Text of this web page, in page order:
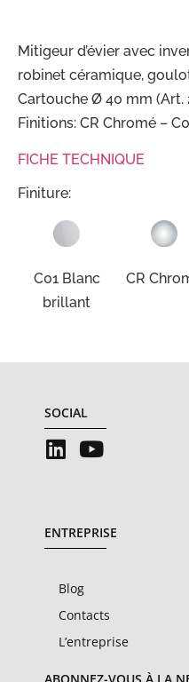
Mitigeur d’évier avec
robinet céramique,
Cartouche Ø 40 mm (Art.
Finitions: CR Chromé –
FICHE TECHNIQUE
Finiture:
C01 Blanc
brillant
CR
SOCIAL
ENTREPRISE
Blog
Contacts
L’entreprise